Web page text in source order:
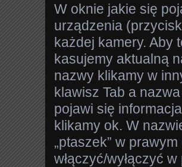
W oknie jakie się
urządzenia
każdej kamery. Aby
kasujemy aktualną
nazwy klikamy w
klawisz Tab a
pojawi się
klikamy ok. W
„ptaszek” w
włączyć/wyłączyć